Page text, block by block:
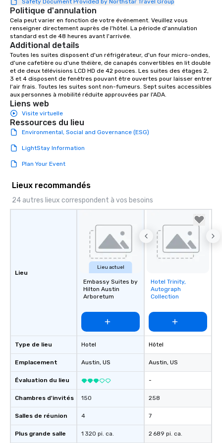
Safety Document Provided by Northstar Travel Group
Politique d'annulation
Cela peut varier en fonction de votre événement. Veuillez vous
renseigner directement auprès de l'hôtel. La période d'annulation
standard est de 48 heures avant l'arrivée.
Additional details
Toutes les suites disposent d'un réfrigérateur, d'un four micro-ondes,
d'une cafetière ou d'une théière, de canapés convertibles en lit double
et de deux télévisions LCD HD de 42 pouces. Les suites des étages 2,
3 et 4 disposent de fenêtres pouvant être ouvertes pour laisser entrer
l'air frais. Toutes les suites sont non-fumeurs. Sept suites accessibles
aux personnes à mobilité réduite approuvées par l'ADA.
Liens web
Visite virtuelle
Ressources du lieu
Environmental, Social and Governance (ESG)
LightStay Information
Plan Your Event
Lieux recommandés
24 autres lieux correspondent à vos besoins
Lieu
Type de lieu
Emplacement
Évaluation du lieu
Chambres d'invités
Salles de réunion
Plus grande salle
Lieu actuel
Embassy Suites by
Hilton Austin
Arboretum
Hotel
Austin, US
150
4
1 320 pi. ca.
Removed from
favorites
Hotel Trinity,
Autograph
Collection
Hôtel
Austin, US
-
258
7
2 689 pi. ca.